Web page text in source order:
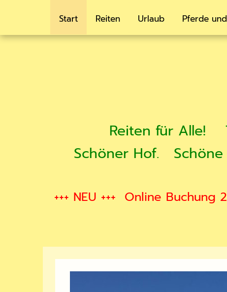
Start Reiten Urlaub Pferde
Reiten für Alle!
Schöner Hof.
+++ NEU +++ Online Buchung